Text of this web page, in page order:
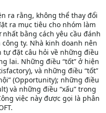
ra rằng, không thể thay đổi
ra mục tiêu cho nhóm làm
bằng cách yêu cầu đánh
ty. Nhà kinh doanh nên
tự đặt câu hỏi về những điều
lai. Những điều “tốt” ở hiện
và những điều “tốt”
(Opportunity); những điều
và những điều “xấu” trong
việc này được gọi là phân